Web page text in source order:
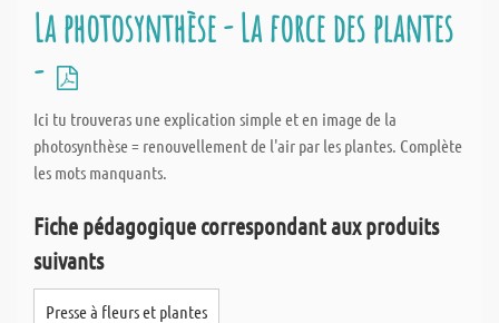
La photosynthèse - La force des plantes
-
Ici tu trouveras une explication simple et en image de la
photosynthèse = renouvellement de l'air par les plantes. Complète
les mots manquants.
Fiche pédagogique correspondant aux produits
suivants
Presse à fleurs et plantes